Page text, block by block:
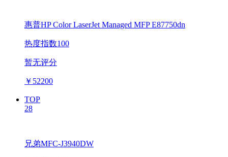
惠普HP Color LaserJet Managed MFP E87750dn
热度指数100
暂无评分
￥ 52200
TOP
28
兄弟MFC-J3940DW